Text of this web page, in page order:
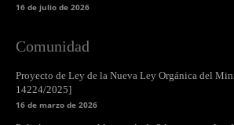
16 de julio de 2026
Comunidad
Proyecto de Ley de la Nueva Ley Orgánica del
14224/2025]
16 de marzo de 2026